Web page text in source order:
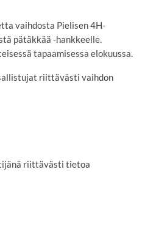
vaihdosta Pielisen 4H-
pätäkkää -hankkeelle.
tapaamisessa elokuussa.
riittävästi vaihdon
riittävästi tietoa